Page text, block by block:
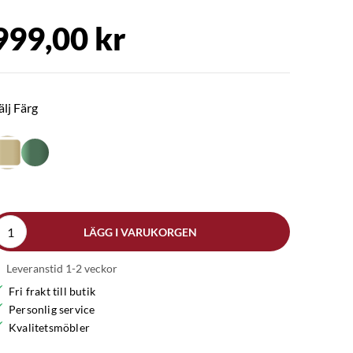
kr
Färg
LÄGG I VARUKORGEN
Leveranstid 1-2 veckor
Fri frakt till butik
Personlig service
Kvalitetsmöbler